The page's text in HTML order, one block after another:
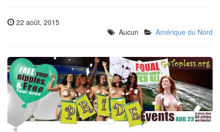
22 août, 2015
Aucun
Amérique du Nord